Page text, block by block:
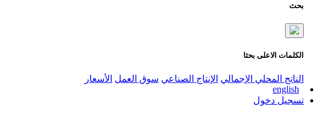
بحث
الكلمات الاعلى بحثا
الناتج المحلي الإجمالي الإنتاج الصناعي سوق العمل الأسعار
english
تسجيل دخول